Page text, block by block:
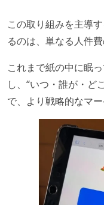
この取り組みを主導
るのは、単なる人件
これまで紙の中に眠
し、“いつ・誰が・ど
で、より戦略的なマ